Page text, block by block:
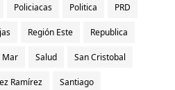
Policiacas Politica PRD
Región Este Republica
Mar Salud San Cristobal
Ramírez Santiago